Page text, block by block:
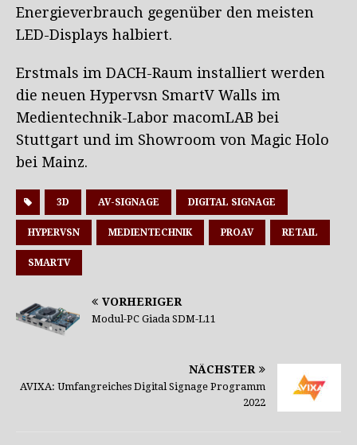
Energieverbrauch gegenüber den meisten
LED-Displays halbiert.
Erstmals im DACH-Raum installiert werden
die neuen Hypervsn SmartV Walls im
Medientechnik-Labor macomLAB bei
Stuttgart und im Showroom von Magic Holo
bei Mainz.
3D AV-SIGNAGE DIGITAL SIGNAGE
HYPERVSN MEDIENTECHNIK PROAV RETAIL
SMARTV
VORHERIGER
Modul-PC Giada SDM-L11
NÄCHSTER
AVIXA: Umfangreiches Digital Signage Programm
2022